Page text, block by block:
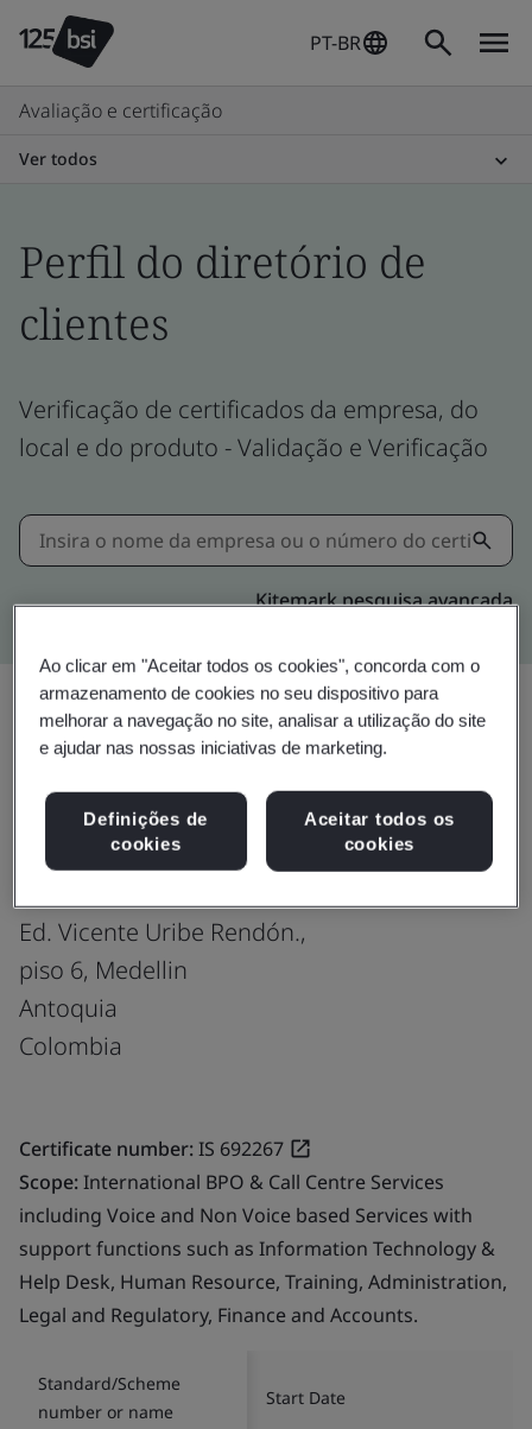
PT-BR
Avaliação e certificação
Ver todos
Perfil do diretório de
clientes
Verificação de certificados da empresa, do
local e do produto - Validação e Verificação
Kitemark pesquisa avançada
Compartilhar:
Fusion CX Limited
Ed. Vicente Uribe Rendón.,
piso 6, Medellin
Antoquia
Colombia
Certificate number:IS 692267
Scope:International BPO & Call Centre Services
including Voice and Non Voice based Services with
support functions such as Information Technology &
Help Desk, Human Resource, Training, Administration,
Legal and Regulatory, Finance and Accounts.
Standard/Scheme
number or name
Start Date
Ao clicar em "Aceitar todos os cookies", concorda com o
armazenamento de cookies no seu dispositivo para
melhorar a navegação no site, analisar a utilização do site
e ajudar nas nossas iniciativas de marketing.
Definições de
cookies
Aceitar todos os
cookies